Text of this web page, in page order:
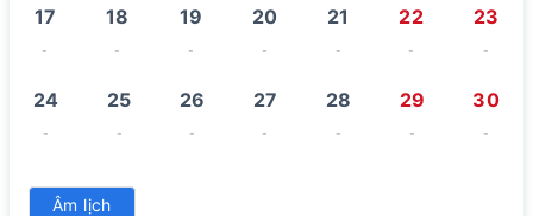
17
-
18
-
19
-
20
-
21
-
22
-
23
-
24
-
25
-
26
-
27
-
28
-
29
-
30
-
31
Âm lịch